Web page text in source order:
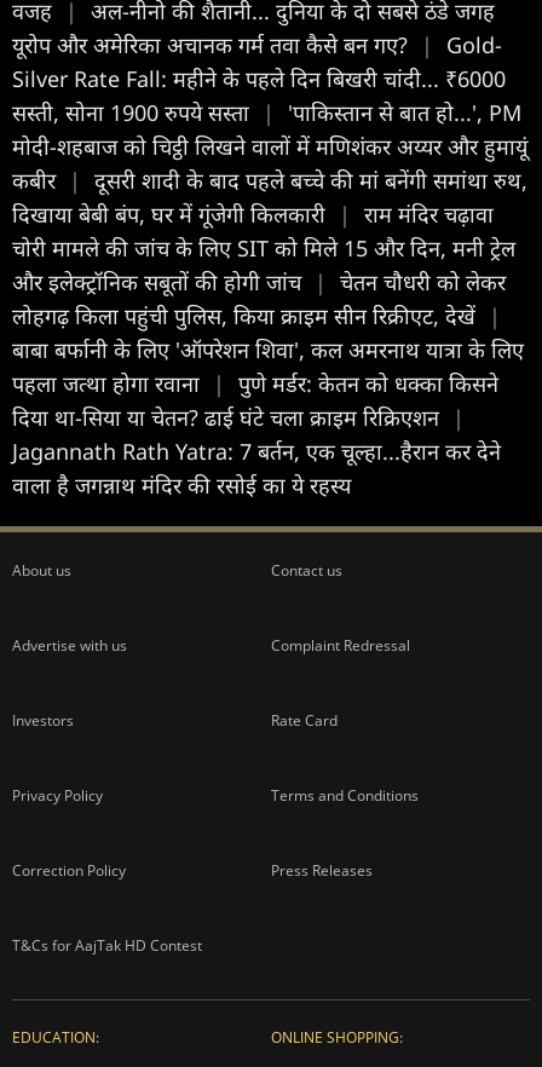
वजह
|
अल-नीनो की शैतानी... दुनिया के दो सबसे ठंडे जगह
यूरोप और अमेरिका अचानक गर्म तवा कैसे बन गए?
|
Gold-
Silver Rate Fall: महीने के पहले दिन बिखरी चांदी... ₹6000
सस्ती, सोना 1900 रुपये सस्ता
|
'पाकिस्तान से बात हो...', PM
मोदी-शहबाज को चिट्ठी लिखने वालों में मणिशंकर अय्यर और हुमायूं
कबीर |
दूसरी शादी के बाद पहले बच्चे की मां बनेंगी समांथा रुथ,
दिखाया बेबी बंप, घर में गूंजेगी किलकारी
|
राम मंदिर चढ़ावा
चोरी मामले की जांच के लिए SIT को मिले 15 और दिन, मनी ट्रेल
और इलेक्ट्रॉनिक सबूतों की होगी जांच |
चेतन चौधरी को लेकर
लोहगढ़ क‍िला पहुंची पुलिस, क‍िया क्राइम सीन र‍िक्र‍ीएट, देखें
|
बाबा बर्फानी के लिए 'ऑपरेशन शिवा', कल अमरनाथ यात्रा के लिए
पहला जत्था होगा रवाना
|
पुणे मर्डर: केतन को धक्का किसने
दिया था-सिया या चेतन? ढाई घंटे चला क्राइम रिक्रिएशन |
Jagannath Rath Yatra: 7 बर्तन, एक चूल्हा...हैरान कर देने
वाला है जगन्नाथ मंदिर की रसोई का ये रहस्य
About us Contact us
Advertise with us Complaint Redressal
Investors Rate Card
Privacy Policy Terms and Conditions
Correction Policy Press Releases
T&Cs for AajTak HD Contest
EDUCATION: ONLINE SHOPPING: